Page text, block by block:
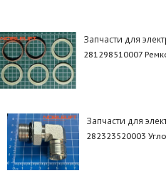
Запчасти для
281298510007
Запчасти для
282323520003